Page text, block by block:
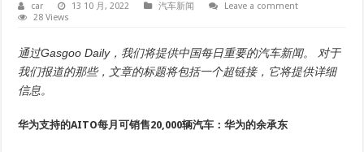
car 13 10 月, 2022 汽车新闻
Leave a comment
28 Views
通过Gasgoo Daily，我们将提供中国每日重要的汽车新闻。 对于
我们报道的那些，文章的标题将包括一个超链接，它将提供详细
信息。
华为支持的AITO每月可销售20,000辆汽车：华为的余承东